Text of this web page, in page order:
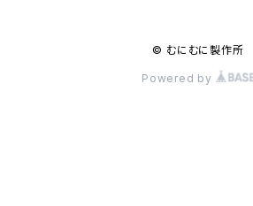
© むにむに製作所
Powered by